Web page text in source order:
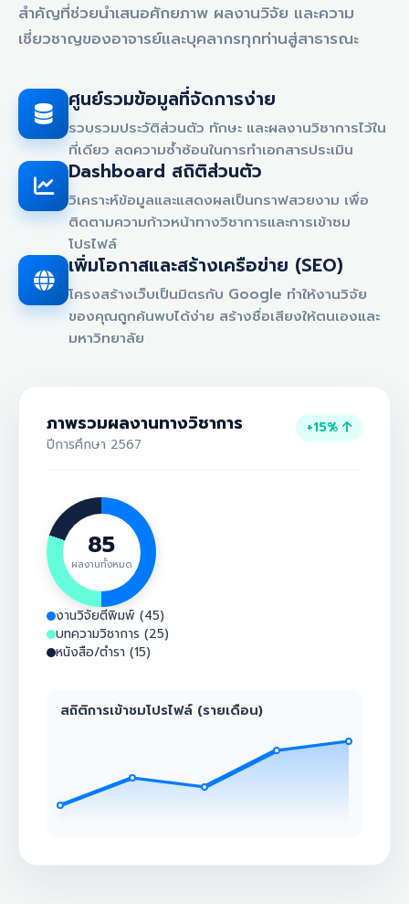
สำคัญที่ช่วยนำเสนอศักยภาพ ผลงานวิจัย และความ
เชี่ยวชาญของอาจารย์และบุคลากรทุกท่านสู่สาธารณะ
ศูนย์รวมข้อมูลที่จัดการง่าย
รวบรวมประวัติส่วนตัว ทักษะ และผลงานวิชาการไว้ใน
ที่เดียว ลดความซ้ำซ้อนในการทำเอกสารประเมิน
Dashboard สถิติส่วนตัว
วิเคราะห์ข้อมูลและแสดงผลเป็นกราฟสวยงาม เพื่อ
ติดตามความก้าวหน้าทางวิชาการและการเข้าชม
โปรไฟล์
เพิ่มโอกาสและสร้างเครือข่าย (SEO)
โครงสร้างเว็บเป็นมิตรกับ Google ทำให้งานวิจัย
ของคุณถูกค้นพบได้ง่าย สร้างชื่อเสียงให้ตนเองและ
มหาวิทยาลัย
ภาพรวมผลงานทางวิชาการ
ปีการศึกษา 2567
+15%
85
ผลงานทั้งหมด
งานวิจัยตีพิมพ์ (45)
บทความวิชาการ (25)
หนังสือ/ตำรา (15)
สถิติการเข้าชมโปรไฟล์ (รายเดือน)